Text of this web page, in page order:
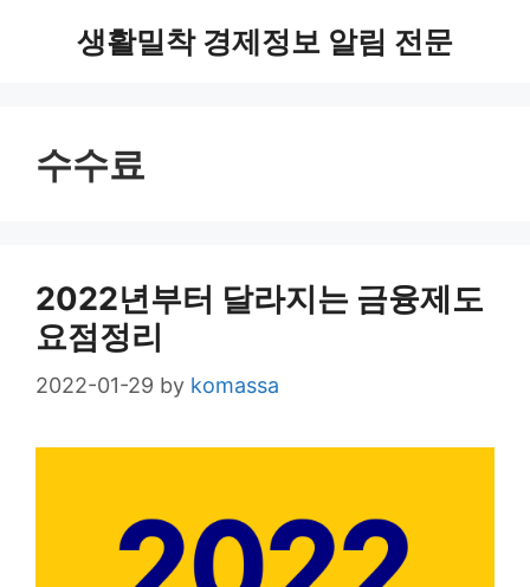
생활밀착 경제정보 알림 전문
수수료
2022년부터 달라지는 금융제도
요점정리
2022-01-29 by komassa